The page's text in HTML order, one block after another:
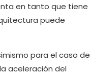
en tanto que tiene
puede
para el caso de
aceleración del